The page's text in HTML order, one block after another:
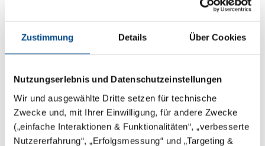
Zustimmung Details Über Cookies
Nutzungserlebnis und Datenschutzeinstellungen
Wir und ausgewählte Dritte setzen für technische
Zwecke und, mit Ihrer Einwilligung, für andere Zwecke
(„einfache Interaktionen & Funktionalitäten“, „verbesserte
Nutzererfahrung“, „Erfolgsmessung“ und „Targeting &
13.2.2026
Unser aktuelles EcoVadis-Ergebnis
Wir freuen uns, Ihnen mitteilen zu können, dass die
GBA Gesellschaft für Bioanalytik mbH erneut mit der
EcoVadis-Silbermedaille ausgezeichnet wurde, und das
trotz der neuen, strengeren Bewertungskriterien.